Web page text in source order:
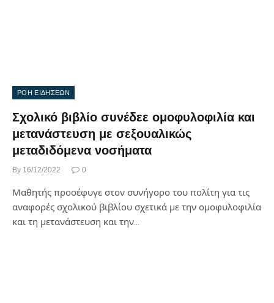
ΡΟΗ ΕΙΔΗΣΕΩΝ
Σχολικό βιβλίο συνέδεε ομοφυλοφιλία και
μετανάστευση με σεξουαλικώς
μεταδιδόμενα νοσήματα
By 16/12/2022 0
Μαθητής προσέφυγε στον συνήγορο του πολίτη για τις
αναφορές σχολικού βιβλίου σχετικά με την ομοφυλοφιλία
και τη μετανάστευση και την…